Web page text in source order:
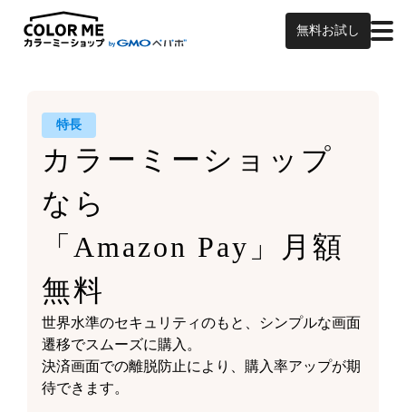
無料お試し
特長
カラーミーショップ
なら
「Amazon Pay」月額
無料
世界水準のセキュリティのもと、シンプルな画面
遷移でスムーズに購入。
決済画面での離脱防止により、購入率アップが期
待できます。